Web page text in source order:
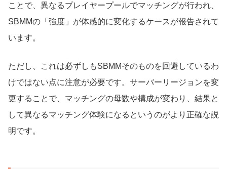
ことで、異なるプレイヤープールでマッチングが行われ、
SBMMの「強度」が体感的に変化するケースが報告されて
います。
ただし、これは必ずしもSBMMそのものを回避しているわ
けではない点に注意が必要です。サーバーリージョンを変
更することで、マッチングの母数や構成が変わり、結果と
して異なるマッチング体験になるというのがより正確な説
明です。